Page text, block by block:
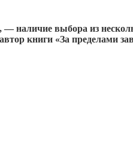
наличие выбора из
книги «За пределами